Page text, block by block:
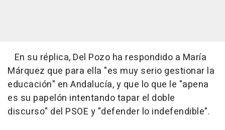
En su réplica, Del Pozo ha respondido a María
Márquez que para ella "es muy serio gestionar la
educación" en Andalucía, y que lo que le "apena
es su papelón intentando tapar el doble
discurso" del PSOE y "defender lo indefendible".